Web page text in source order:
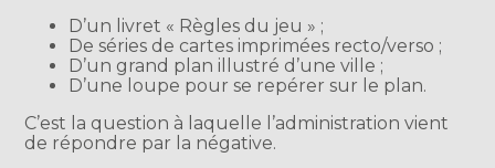
D’un livret « Règles du jeu » ;
De séries de cartes imprimées recto/verso ;
D’un grand plan illustré d’une ville ;
D’une loupe pour se repérer sur le plan.
C’est la question à laquelle l’administration vient
de répondre par la négative.